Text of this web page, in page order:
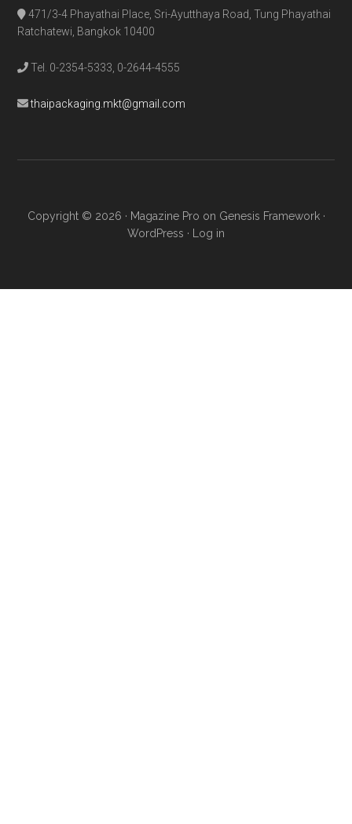
471/3-4 Phayathai Place, Sri-Ayutthaya Road, Tung Phayathai
Ratchatewi, Bangkok 10400
Tel. 0-2354-5333, 0-2644-4555
thaipackaging.mkt@gmail.com
Copyright © 2026 · Magazine Pro on Genesis Framework·
WordPress · Log in